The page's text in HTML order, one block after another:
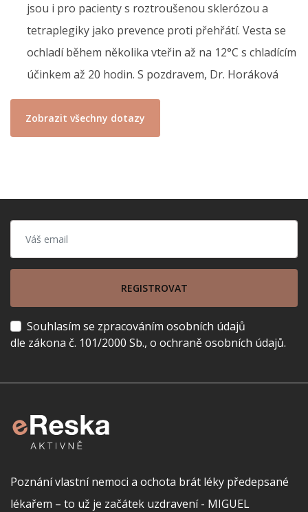
jsou i pro pacienty s roztroušenou sklerózou a
tetraplegiky jako prevence proti přehřátí. Vesta se
ochladí během několika vteřin až na 12°C s chladícím
účinkem až 20 hodin. S pozdravem, Dr. Horáková
Zobrazit všechny dotazy
REGISTROVAT
Souhlasím se zpracováním osobních údajů
dle zákona č. 101/2000 Sb., o ochraně osobních údajů.
Poznání vlastní nemoci a ochota brát léky předepsané
lékařem – to už je začátek uzdravení - MIGUEL